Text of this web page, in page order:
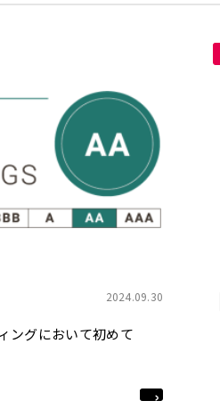
2024.09.30
ングにおいて初めて